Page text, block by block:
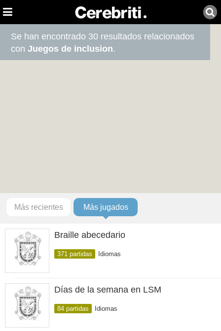
Se han encontrado 30 resultados relacionados
conJuegos de inclusion.
Más recientes Más jugados
Braille abecedario
371 partidas Idiomas
Días de la semana en LSM
84 partidas Idiomas